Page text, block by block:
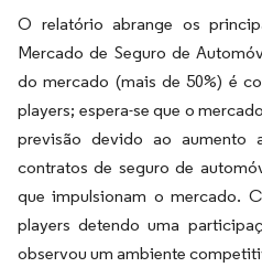
O relatório abrange os
Mercado de Seguro de
do mercado (mais de 50%) é
players; espera-se que o
previsão devido ao aumento
contratos de seguro de
que impulsionam o mercado.
players detendo uma
observou um ambiente